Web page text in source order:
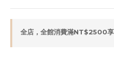
全店，全館消費滿NT$2500